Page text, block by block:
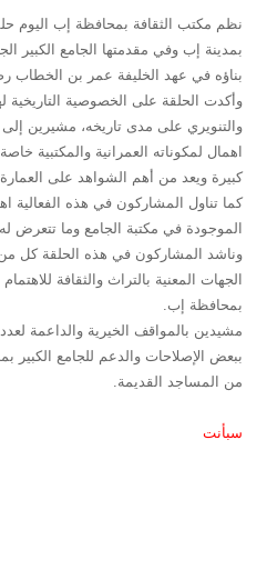
نظم مكتب الثقافة بمحافظة إب اليوم
بمدينة إب وفي مقدمتها الجامع الكبير
بناؤه في عهد الخليفة عمر بن الخطاب رضي
وأكدت الحلقة على الخصوصية التاريخية
والتنويري على مدى تاريخه، مشيرين
اهمال لمكوناته العمرانية والمكتبية
كبيرة ويعد من أهم الشواهد على العمارة
كما تناول المشاركون في هذه الفعالية
الموجودة في مكتبة الجامع وما تتعرض
وناشد المشاركون في هذه الحلقة كل من
الجهات المعنية بالتراث والثقافة للاهتمام
بمحافظة إب.
مشيدين بالمواقف الخيرية والداعمة
ببعض الإصلاحات والدعم للجامع الكبير
من المساجد القديمة.
سبأنت